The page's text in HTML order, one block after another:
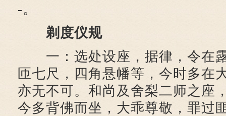
-。
剃度仪规
一：选处设座，据律，令在
匝七尺，四角悬幡等，今时多在
亦无不可。和尚及舍梨二师之座
今多背佛而坐，大乖尊敬，罪过